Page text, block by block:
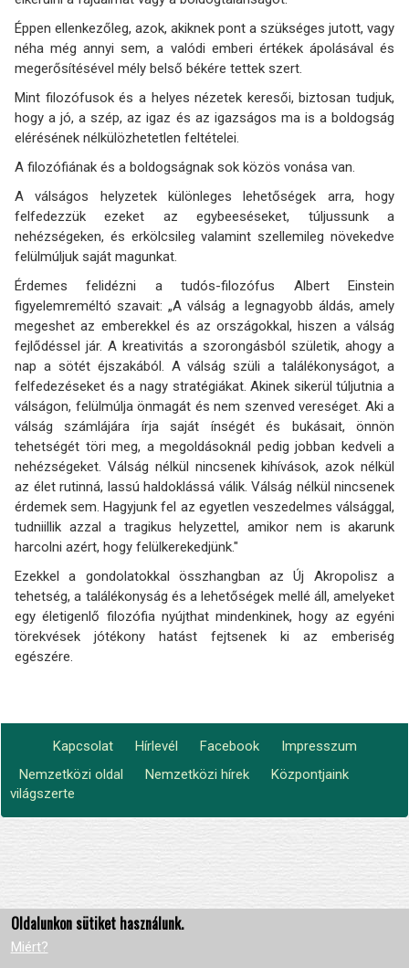
Éppen ellenkezőleg, azok, akiknek pont a szükséges jutott, vagy
néha még annyi sem, a valódi emberi értékek ápolásával és
megerősítésével mély belső békére tettek szert.
Mint filozófusok és a helyes nézetek keresői, biztosan tudjuk,
hogy a jó, a szép, az igaz és az igazságos ma is a boldogság
elérésének nélkülözhetetlen feltételei.
A filozófiának és a boldogságnak sok közös vonása van.
A válságos helyzetek különleges lehetőségek arra, hogy
felfedezzük ezeket az egybeeséseket, túljussunk a
nehézségeken, és erkölcsileg valamint szellemileg növekedve
felülmúljuk saját magunkat.
Érdemes felidézni a tudós-filozófus Albert Einstein
figyelemreméltó szavait: „A válság a legnagyobb áldás, amely
megeshet az emberekkel és az országokkal, hiszen a válság
fejlődéssel jár. A kreativitás a szorongásból születik, ahogy a
nap a sötét éjszakából. A válság szüli a találékonyságot, a
felfedezéseket és a nagy stratégiákat. Akinek sikerül túljutnia a
válságon, felülmúlja önmagát és nem szenved vereséget. Aki a
válság számlájára írja saját ínségét és bukásait, önnön
tehetségét töri meg, a megoldásoknál pedig jobban kedveli a
nehézségeket. Válság nélkül nincsenek kihívások, azok nélkül
az élet rutinná, lassú haldoklássá válik. Válság nélkül nincsenek
érdemek sem. Hagyjunk fel az egyetlen veszedelmes válsággal,
tudniillik azzal a tragikus helyzettel, amikor nem is akarunk
harcolni azért, hogy felülkerekedjünk."
Ezekkel a gondolatokkal összhangban az Új Akropolisz a
tehetség, a találékonyság és a lehetőségek mellé áll, amelyeket
egy életigenlő filozófia nyújthat mindenkinek, hogy az egyéni
törekvések jótékony hatást fejtsenek ki az emberiség
egészére.
Footer
menu
Kapcsolat Hírlevél Facebook Impresszum
Lábléc2
Nemzetközi oldal Nemzetközi hírek
Központjaink
világszerte
Oldalunkon sütiket használunk.
Miért?